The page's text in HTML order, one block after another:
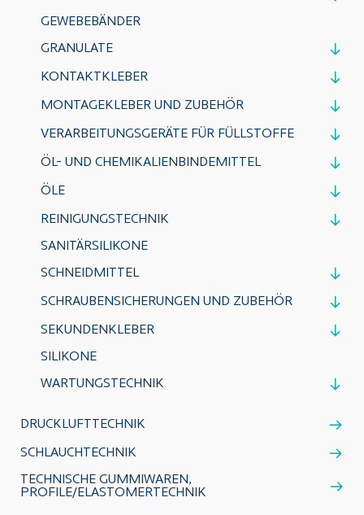
GEWEBEBÄNDER
GRANULATE
KONTAKTKLEBER
MONTAGEKLEBER UND ZUBEHÖR
VERARBEITUNGSGERÄTE FÜR FÜLLSTOFFE
ÖL- UND CHEMIKALIENBINDEMITTEL
ÖLE
REINIGUNGSTECHNIK
SANITÄRSILIKONE
SCHNEIDMITTEL
SCHRAUBENSICHERUNGEN UND ZUBEHÖR
SEKUNDENKLEBER
SILIKONE
WARTUNGSTECHNIK
DRUCKLUFTTECHNIK
SCHLAUCHTECHNIK
TECHNISCHE GUMMIWAREN,
PROFILE/ELASTOMERTECHNIK